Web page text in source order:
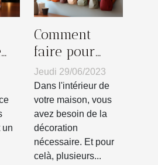
un
Comment
faire pour
avoir un
patère en bois
?
Jeudi 29/06/2023
Dans l'intérieur de
votre maison, vous
avez besoin de la
décoration
nécessaire. Et pour
celà, plusieurs...